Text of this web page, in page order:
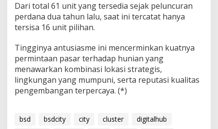
Dari total 61 unit yang tersedia sejak peluncuran
perdana dua tahun lalu, saat ini tercatat hanya
tersisa 16 unit pilihan.
Tingginya antusiasme ini mencerminkan kuatnya
permintaan pasar terhadap hunian yang
menawarkan kombinasi lokasi strategis,
lingkungan yang mumpuni, serta reputasi kualitas
pengembangan terpercaya. (*)
bsd bsdcity city cluster
digitalhub